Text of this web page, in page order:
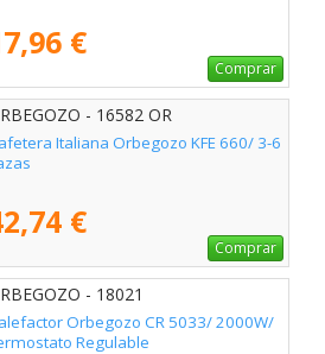
€
Comprar
- 16582 OR
Italiana Orbegozo KFE 660/ 3-6
€
Comprar
- 18021
Orbegozo CR 5033/ 2000W/
Regulable